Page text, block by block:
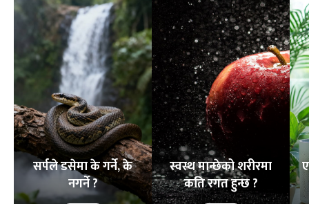
सर्पले डसेमा के गर्ने, के
नगर्ने ?
स्वस्थ मान्छेको शरीरमा
कति रगत हुन्छ ?